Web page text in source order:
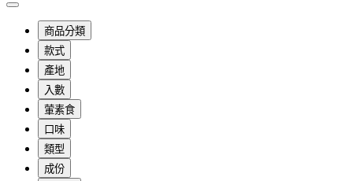
商品分類
款式
產地
入數
葷素食
口味
類型
成份